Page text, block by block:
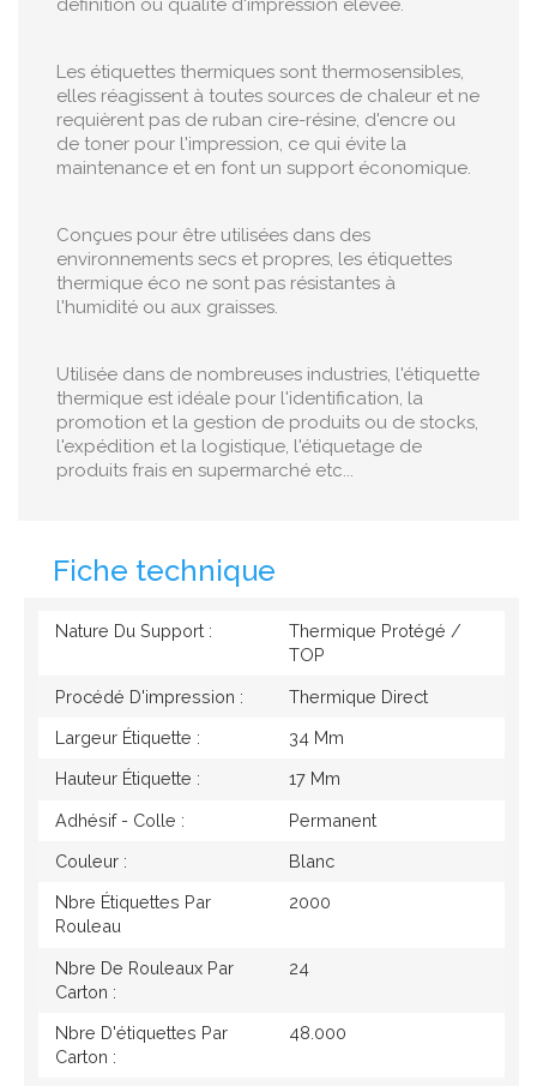
Les étiquettes thermiques sont thermosensibles,
elles réagissent à toutes sources de chaleur et ne
requièrent pas de ruban cire-résine, d'encre ou
de toner pour l'impression, ce qui évite la
maintenance et en font un support économique.
Conçues pour être utilisées dans des
environnements secs et propres, les étiquettes
thermique éco ne sont pas résistantes à
l'humidité ou aux graisses.
Utilisée dans de nombreuses industries, l'étiquette
thermique est idéale pour l'identification, la
promotion et la gestion de produits ou de stocks,
l'expédition et la logistique, l'étiquetage de
produits frais en supermarché etc...
Fiche technique
Nature Du Support :
Thermique Protégé /
TOP
Procédé D'impression : Thermique Direct
Largeur Étiquette : 34 Mm
Hauteur Étiquette : 17 Mm
Adhésif - Colle : Permanent
Couleur : Blanc
Nbre Étiquettes Par
Rouleau
2000
Nbre De Rouleaux Par
Carton :
24
Nbre D'étiquettes Par
Carton :
48.000